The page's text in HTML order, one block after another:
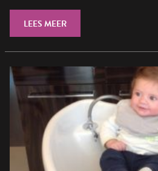
LEES MEER